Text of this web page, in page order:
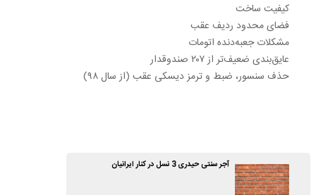
کیفیت ساخت
فضای محدود ردیف عقب
مشکلات جعبه‌دنده اتومات
عایق‌بندی ضعیف‌تر از ۲۰۷ صندوقدار
حذف سنسور، ضبط و ترمز دیسکی عقب (از سال ۹۸)
آجر سنتی حیدری 3 نسل در کنار ایرانیان